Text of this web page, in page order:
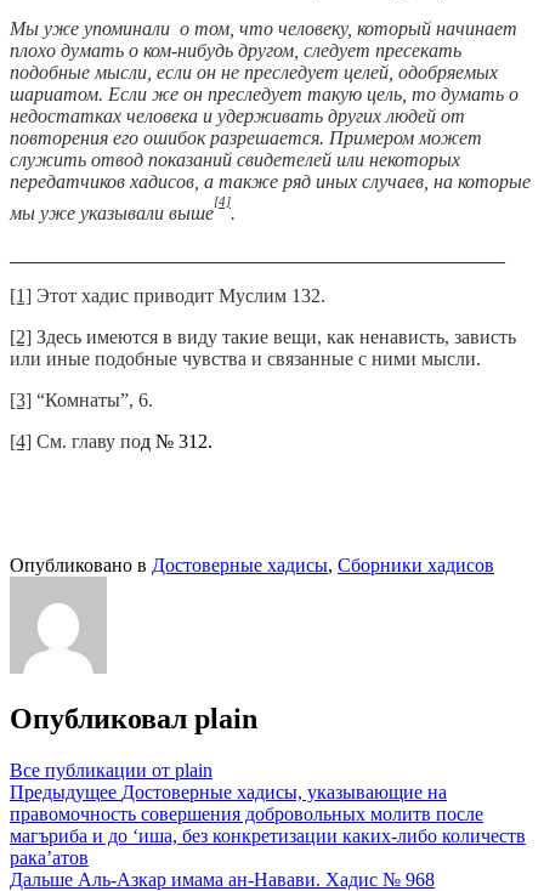
Мы уже упоминали о том, что человеку, который начинает
плохо думать о ком-нибудь другом, следует пресекать
подобные мысли, если он не преследует целей, одобряемых
шариатом. Если же он преследует такую цель, то думать о
недостатках человека и удерживать других людей от
повторения его ошибок разрешается. Примером может
служить отвод показаний свидетелей или некоторых
передатчиков хадисов, а также ряд иных случаев, на которые
мы уже указывали выше
[4]
.
[1] Этот хадис приводит Муслим 132.
[2] Здесь имеются в виду такие вещи, как ненависть, зависть
или иные подобные чувства и связанные с ними мысли.
[3] “Комнаты”, 6.
[4] См. главу под № 312.
Опубликовано в Достоверные хадисы, Сборники хадисов
Опубликовал plain
Все публикации от plain
Навигация
по
записям
Предыдущее Достоверные хадисы, указывающие на
правомочность совершения добровольных молитв после
магъриба и до ‘иша, без конкретизации каких-либо количеств
рака’атов
Дальше Аль-Азкар имама ан-Навави. Хадис № 968